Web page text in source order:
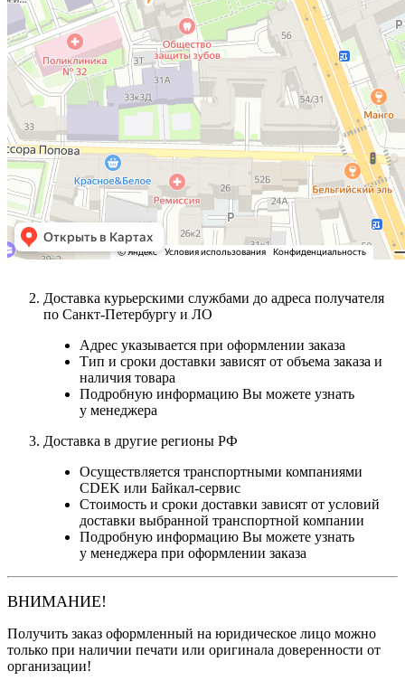
Доставка курьерскими службами до адреса получателя
по Санкт-Петербургу и ЛО
Адрес указывается при оформлении заказа
Тип и сроки доставки зависят от объема заказа и
наличия товара
Подробную информацию Вы можете узнать
у менеджера
Доставка в другие регионы РФ
Осуществляется транспортными компаниями
CDEK или Байкал-сервис
Стоимость и сроки доставки зависят от условий
доставки выбранной транспортной компании
Подробную информацию Вы можете узнать
у менеджера при оформлении заказа
ВНИМАНИЕ!
Получить заказ оформленный на юридическое лицо можно
только при наличии печати или оригинала доверенности от
организации!